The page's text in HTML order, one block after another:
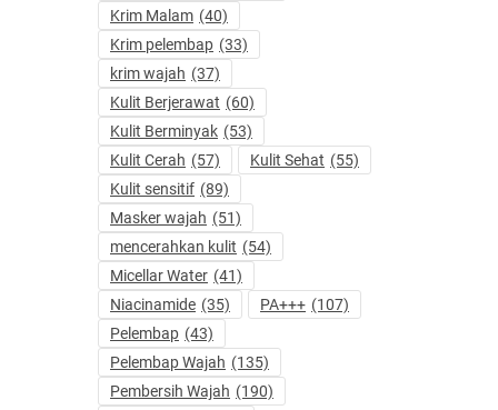
Krim Malam (40)
Krim pelembap (33)
krim wajah (37)
Kulit Berjerawat (60)
Kulit Berminyak (53)
Kulit Cerah (57) Kulit Sehat (55)
Kulit sensitif (89)
Masker wajah (51)
mencerahkan kulit (54)
Micellar Water (41)
Niacinamide (35) PA+++ (107)
Pelembap (43)
Pelembap Wajah (135)
Pembersih Wajah (190)